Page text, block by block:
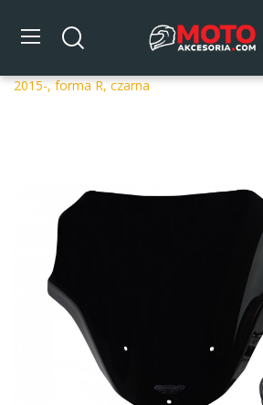
Strona główna DLA MOTOCYKLA
2015-, forma R, czarna